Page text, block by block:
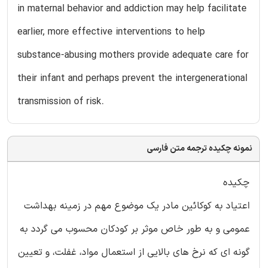
in maternal behavior and addiction may help facilitate
earlier, more effective interventions to help
substance-abusing mothers provide adequate care for
their infant and perhaps prevent the intergenerational
transmission of risk.
نمونه چکیده ترجمه متن فارسی
چکیده
اعتیاد به کوکائین مادر یک موضوع مهم در زمینه بهداشت
عمومی و به طور خاص موثر بر کودکان محسوب می گردد به
گونه ای که نرخ های بالایی از استعمال مواد، غفلت، و تعیین